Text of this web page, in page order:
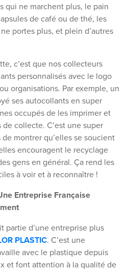
qui ne marchent plus, le pain
de café ou de thé, les
portes plus, et plein d’autres
c’est que nos collecteurs
personnalisés avec le logo
organisations. Par exemple, un
ses autocollants en super
occupés de les imprimer et
collecte. C’est une super
montrer qu’elles se soucient
encouragent le recyclage
gens en général. Ça rend les
à voir et à reconnaître !
Entreprise Française
partie d’une entreprise plus
PLASTIC. C’est une
avec le plastique depuis
et font attention à la qualité de